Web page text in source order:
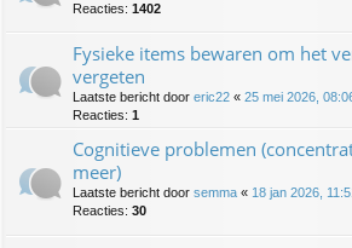
Reacties: 1402
Fysieke items bewaren om het
vergeten
Laatste bericht door eric22 « 25 mei 2026,
Reacties: 1
Cognitieve problemen
meer)
Laatste bericht door semma « 18 jan 2026,
Reacties: 30